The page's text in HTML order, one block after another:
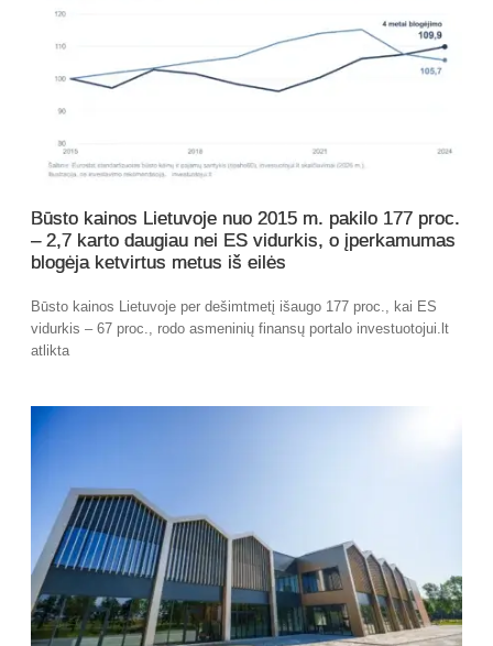
Būsto kainos Lietuvoje nuo 2015 m. pakilo 177 proc.
– 2,7 karto daugiau nei ES vidurkis, o įperkamumas
blogėja ketvirtus metus iš eilės
Būsto kainos Lietuvoje per dešimtmetį išaugo 177 proc., kai ES
vidurkis – 67 proc., rodo asmeninių finansų portalo investuotojui.lt
atlikta